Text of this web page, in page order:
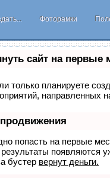
Фоторамки
сайт на первые
только планируете
направленных
попасть на первые
появляются
бустер вернут деньги.